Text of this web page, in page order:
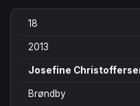
18
2013
Josefine
Brøndby